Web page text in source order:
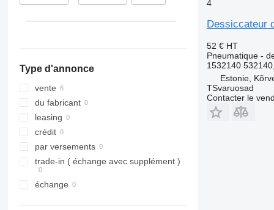
Type d'annonce
vente
du fabricant
leasing
crédit
par versements
trade-in ( échange avec supplément )
échange
4
Dessiccateur
52 € HT
Pneumatique -
1532140
Estonie,
TSvaruosad
Contacter le